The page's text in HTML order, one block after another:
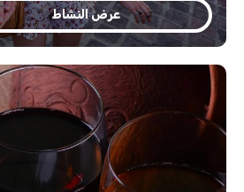
عرض النشاط